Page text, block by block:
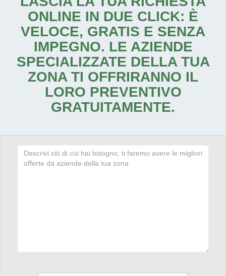
ONLINE IN DUE CLICK: È
VELOCE, GRATIS E SENZA
IMPEGNO. LE AZIENDE
SPECIALIZZATE DELLA TUA
ZONA TI OFFRIRANNO IL
LORO PREVENTIVO
GRATUITAMENTE.